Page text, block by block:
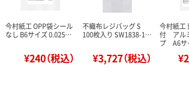
今村紙工 OPP袋シール
なし B6サイズ 0.025…
¥240（税込）
不織布レジバッグ S
100枚入り SW1838-1…
¥3,727（税込）
今村紙工
付 アル
プ A6